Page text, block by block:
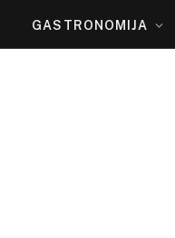
GASTRONOMIJA